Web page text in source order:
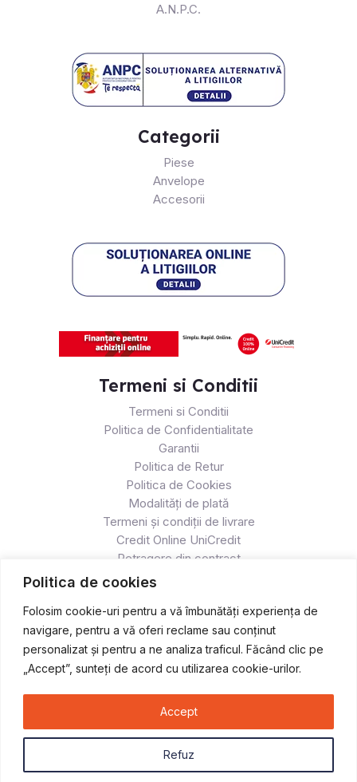
Politica de cookies
Folosim cookie-uri pentru a vă îmbunătăți experiența de
navigare, pentru a vă oferi reclame sau conținut
personalizat și pentru a ne analiza traficul. Făcând clic pe
„Accept”, sunteți de acord cu utilizarea cookie-urilor.
Refuz
Accept
A.N.P.C.
Categorii
Piese
Anvelope
Accesorii
Termeni si Conditii
Termeni si Conditii
Politica de Confidentialitate
Garantii
Politica de Retur
Politica de Cookies
Modalități de plată
Termeni și condiții de livrare
Credit Online UniCredit
Retragere din contract
Copyright © 2026 Atv & Moto - Race